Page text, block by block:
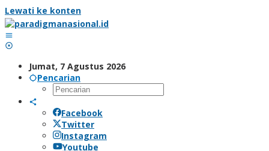
Lewati ke konten
Jumat, 7 Agustus 2026
Pencarian
Facebook
Twitter
Instagram
Youtube